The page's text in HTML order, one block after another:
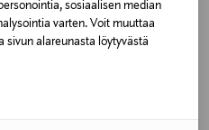
sosiaalisen median
varten. Voit muuttaa
sivun alareunasta löytyvästä